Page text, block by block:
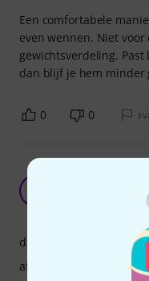
Een comfortabele
even wennen. Niet
gewichtsverdeling.
dan blijf je hem minder
0 0
draagcomfort
afwerking